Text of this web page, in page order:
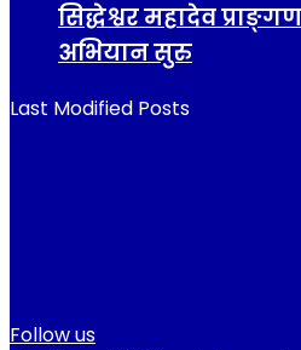
सिद्धेश्वर महादेव
अभियान सुरु
Last Modified Posts
Follow us